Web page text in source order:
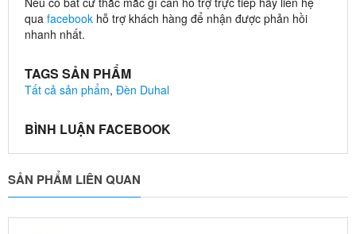
qua facebook hỗ trợ khách hàng để nhận được phản hồi
nhanh nhất.
TAGS SẢN PHẨM
Tất cả sản phẩm, Đèn Duhal
BÌNH LUẬN FACEBOOK
SẢN PHẨM LIÊN QUAN